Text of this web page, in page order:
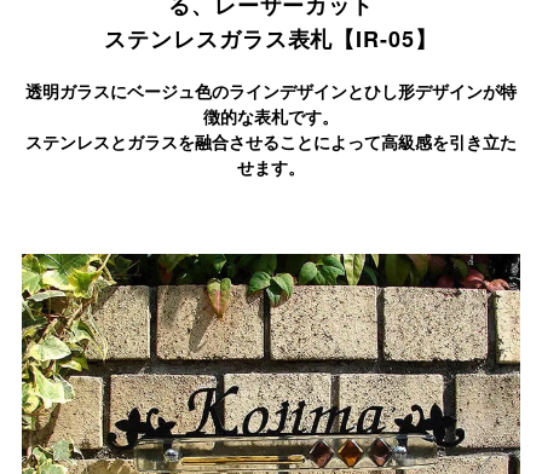
ステンレスガラス表札【IR-05】
透明ガラスにベージュ色のラインデザインとひし形デザインが特
徴的な表札です。
ステンレスとガラスを融合させることによって高級感を引き立た
せます。